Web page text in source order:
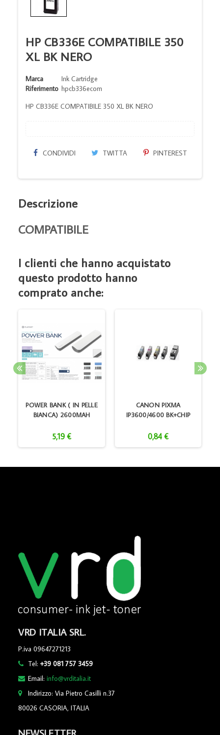
HP CB336E COMPATIBILE 350
XL BK NERO
Marca
Ink Cartridge
Riferimento hpcb336ecom
HP CB336E COMPATIBILE 350 XL BK NERO
CONDIVIDI TWITTA PINTEREST
Descrizione
COMPATIBILE
I clienti che hanno acquistato
questo prodotto hanno
comprato anche:
POWER BANK ( IN PELLE
BIANCA) 2600MAH
5,19 €
CANON PIXMA
IP3600/4600 BK+CHIP
0,84 €
VRD ITALIA SRL.
P.iva 09647271213
Tel:+39 081 757 3459
Email:info@vrditalia.it
Indirizzo: Via Pietro Casilli n.37
80026 CASORIA, ITALIA
NEWSLETTER